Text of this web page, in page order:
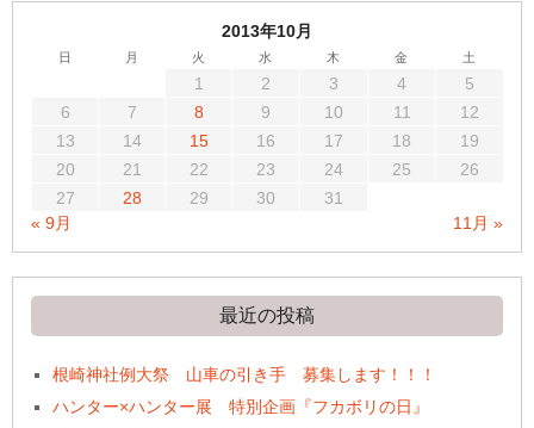
2013年10月
日 月 火 水 木 金 土
1 2 3 4
5
6
7 8 9 10 11
12
13
14 15 16 17 18
19
20
21 22 23 24 25
26
27
28 29 30
31
« 9月
11月 »
最近の投稿
根崎神社例大祭 山車の引き手 募集します！！！
ハンター×ハンター展 特別企画『フカボリの日』